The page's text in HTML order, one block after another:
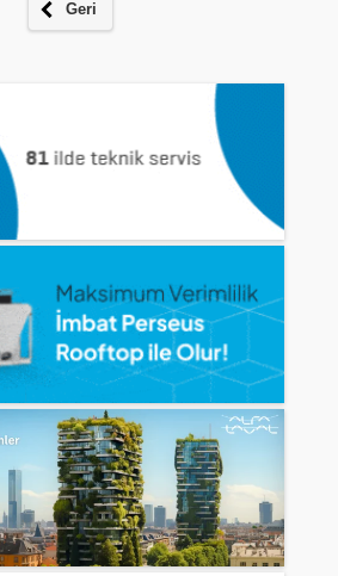
Geri